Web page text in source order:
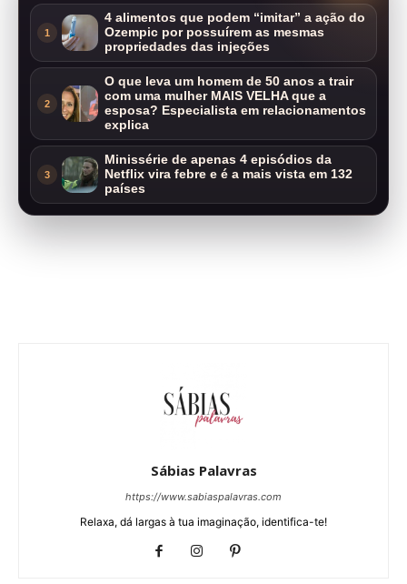
1
4 alimentos que podem “imitar” a ação do
Ozempic por possuírem as mesmas
propriedades das injeções
2
O que leva um homem de 50 anos a trair
com uma mulher MAIS VELHA que a
esposa? Especialista em relacionamentos
explica
3
Minissérie de apenas 4 episódios da
Netflix vira febre e é a mais vista em 132
países
Sábias Palavras
https://www.sabiaspalavras.com
Relaxa, dá largas à tua imaginação, identifica-te!